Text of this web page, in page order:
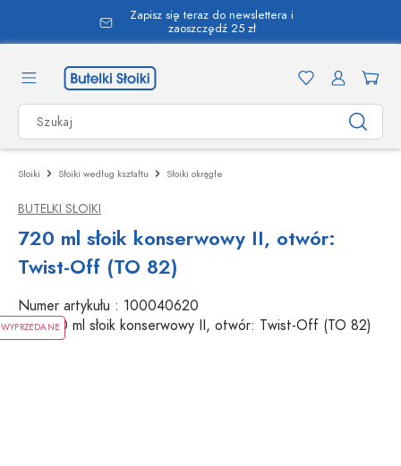
zawartości
Zapisz się teraz do newslettera i
zaoszczędź 25 zł
Słoiki Słoiki według kształtu Słoiki okrągłe
BUTELKI SŁOIKI
720 ml słoik konserwowy II, otwór:
Twist-Off (TO 82)
Numer artykułu : 100040620
WYPRZEDANE